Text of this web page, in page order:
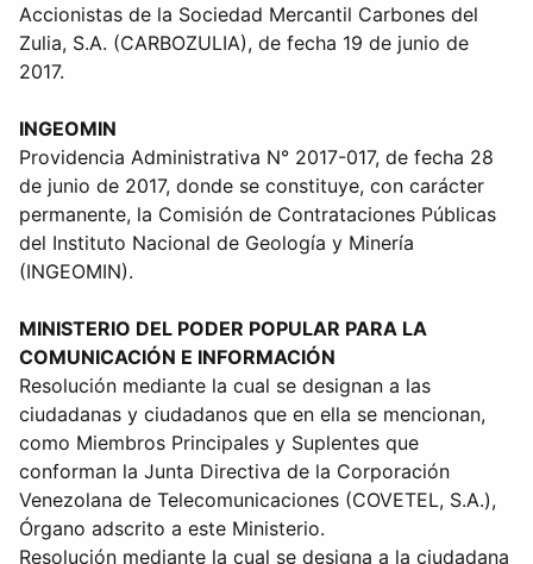
Accionistas de la Sociedad Mercantil Carbones del
Zulia, S.A. (CARBOZULIA), de fecha 19 de junio de
2017.
INGEOMIN
Providencia Administrativa N° 2017-017, de fecha 28
de junio de 2017, donde se constituye, con carácter
permanente, la Comisión de Contrataciones Públicas
del Instituto Nacional de Geología y Minería
(INGEOMIN).
MINISTERIO DEL PODER POPULAR PARA LA
COMUNICACIÓN E INFORMACIÓN
Resolución mediante la cual se designan a las
ciudadanas y ciudadanos que en ella se mencionan,
como Miembros Principales y Suplentes que
conforman la Junta Directiva de la Corporación
Venezolana de Telecomunicaciones (COVETEL, S.A.),
Órgano adscrito a este Ministerio.
Resolución mediante la cual se designa a la ciudadana